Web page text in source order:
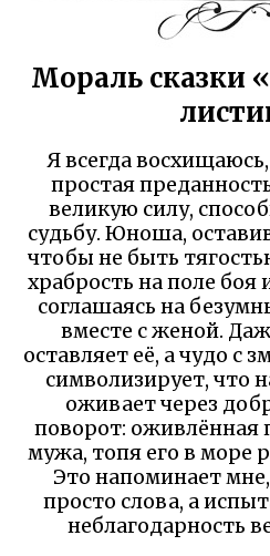
Мораль сказки
Я всегда
простая
великую силу,
судьбу. Юноша,
чтобы не быть
храбрость на поле боя
соглашаясь на
вместе с женой.
оставляет её, а чудо с
символизирует, что
оживает через
поворот: оживлённая
мужа, топя его в море
Это напоминает
просто слова, а
неблагодарность